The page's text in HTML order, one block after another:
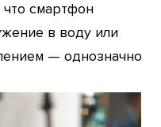
что смартфон
в воду или
— однозначно